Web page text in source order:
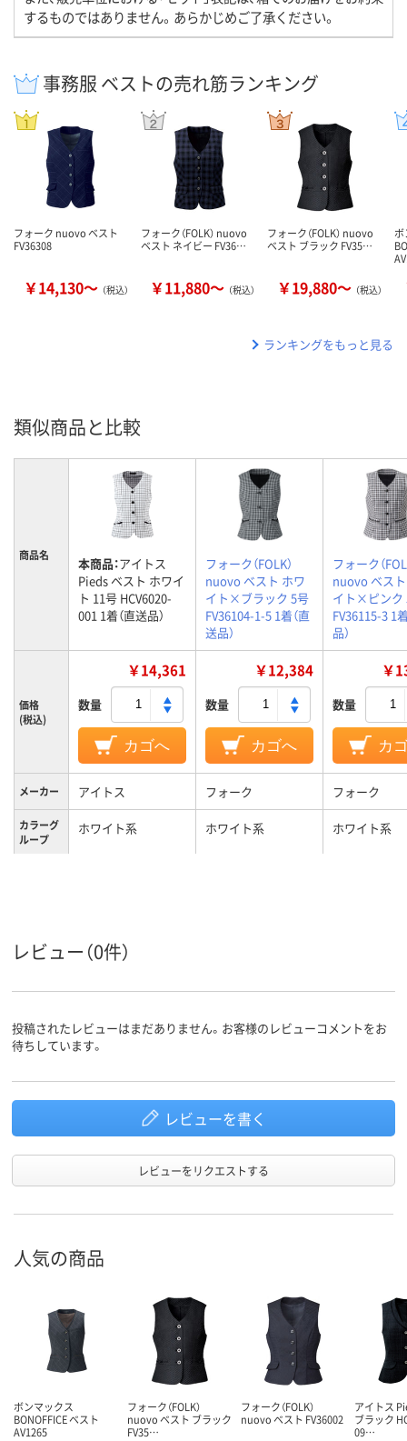
するものではありません。あらかじめご了承ください。
事務服 ベストの売れ筋ランキング
フォーク nuovo ベスト
FV36308
￥14,130～ （税込）
フォーク（FOLK） nuovo
ベスト ネイビー FV36…
￥11,880～ （税込）
フォーク（FOLK） nuovo
ベスト ブラック FV35…
￥19,880～ （税込）
ボ
ランキングをもっと見る
類似商品と比較
商品名 本商品：アイトス
Pieds ベスト ホワイ
ト 11号 HCV6020-
001 1着（直送品）
フォーク（FOLK）
nuovo ベスト ホワ
イト×ブラック 5号
FV36104-1-5 1着（直
送品）
フォーク（
nuovo ベス
イト×ピンク
FV36115-3 1
品）
価格
(税込)
￥14,361
数量
カゴへ
￥12,384
数量
カゴへ
￥
数量
カ
メーカー アイトス フォーク フォーク
カラーグ
ループ
ホワイト系 ホワイト系 ホワイト系
レビュー（0件）
投稿されたレビューはまだありません。お客様のレビューコメントをお
待ちしています。
レビューを書く
レビューをリクエストする
人気の商品
ボンマックス
BONOFFICE ベスト
AV1265
フォーク（FOLK）
nuovo ベスト ブラック
FV35…
フォーク（FOLK）
nuovo ベスト FV36002
アイトス
ブラック
09…